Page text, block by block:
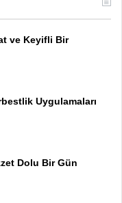
ve Keyifli Bir
Uygulamaları
Dolu Bir Gün